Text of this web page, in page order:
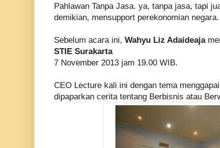
Pahlawan Tanpa Jasa. ya, tanpa jasa, tapi
demikian, mensupport perekonomian negara.
Sebelum acara ini, Wahyu Liz Adaideaja
STIE Surakarta
7 November 2013 jam 19.00 WIB.
CEO Lecture kali ini dengan tema
dipaparkan cerita tentang Berbisnis atau